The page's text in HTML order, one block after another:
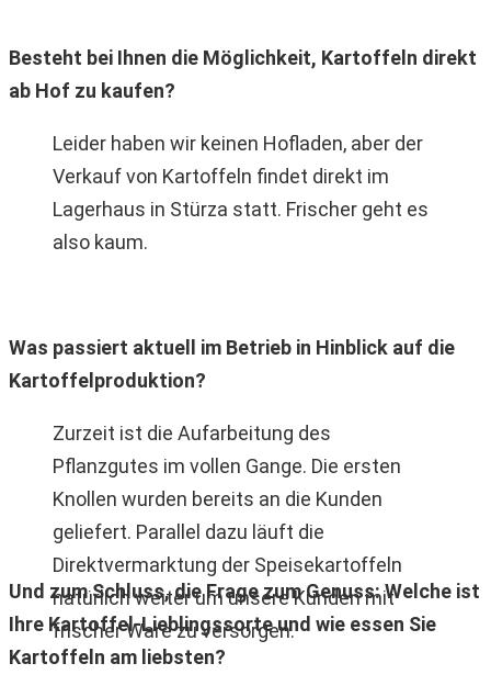
Besteht bei Ihnen die Möglichkeit, Kartoffeln direkt
ab Hof zu kaufen?
Leider haben wir keinen Hofladen, aber der
Verkauf von Kartoffeln findet direkt im
Lagerhaus in Stürza statt. Frischer geht es
also kaum.
Was passiert aktuell im Betrieb in Hinblick auf die
Kartoffelproduktion?
Zurzeit ist die Aufarbeitung des
Pflanzgutes im vollen Gange. Die ersten
Knollen wurden bereits an die Kunden
geliefert. Parallel dazu läuft die
Direktvermarktung der Speisekartoffeln
natürlich weiter um unsere Kunden mit
frischer Ware zu versorgen.
Und zum Schluss, die Frage zum Genuss: Welche ist
Ihre Kartoffel-Lieblingssorte und wie essen Sie
Kartoffeln am liebsten?